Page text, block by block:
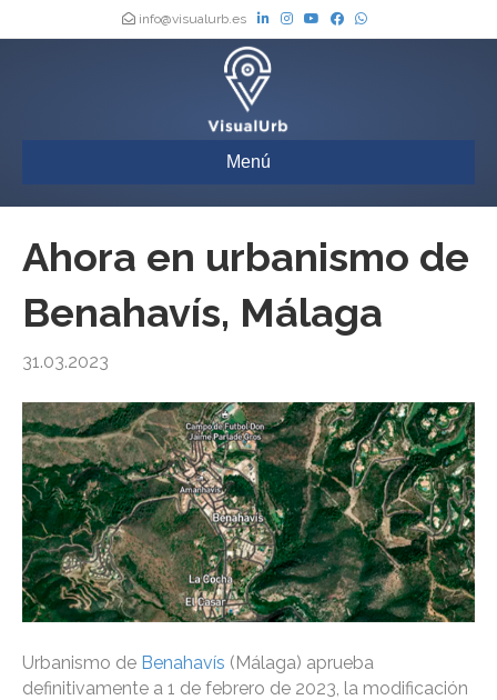
info@visualurb.es
Menú
Ahora en urbanismo de
Benahavís, Málaga
31.03.2023
Urbanismo de Benahavís (Málaga) aprueba
definitivamente a 1 de febrero de 2023, la modificación